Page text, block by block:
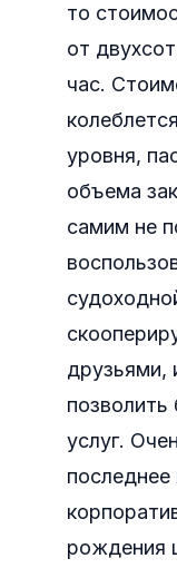
то
от
час.
уровня,
объема
самим не
друзьями,
позволить
услуг.
рождения